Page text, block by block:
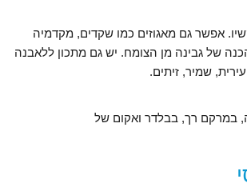
אפשר גם מאגוזים כמו שקדים, מקדמיה
של גבינה מן הצומח. יש גם מתכון ללאבנה
שמיר, זיתים.
במרקם רך, בבלדר ואקום של